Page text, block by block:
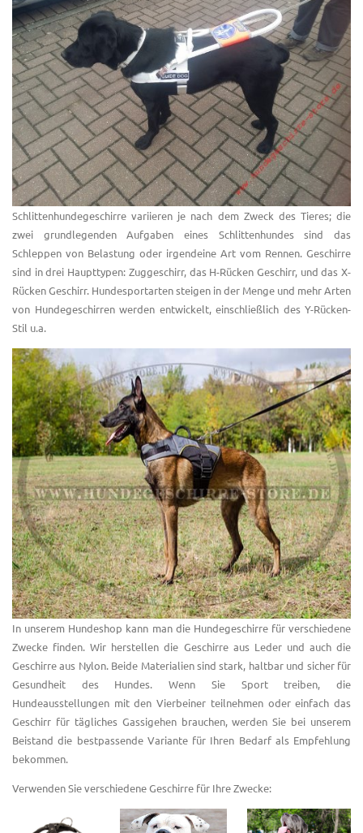
Schlittenhundegeschirre variieren je nach dem Zweck des Tieres; die
zwei grundlegenden Aufgaben eines Schlittenhundes sind das
Schleppen von Belastung oder irgendeine Art vom Rennen. Geschirre
sind in drei Haupttypen: Zuggeschirr, das H-Rücken Geschirr, und das X-
Rücken Geschirr. Hundesportarten steigen in der Menge und mehr Arten
von Hundegeschirren werden entwickelt, einschließlich des Y-Rücken-
Stil u.a.
In unserem Hundeshop kann man die Hundegeschirre für verschiedene
Zwecke finden. Wir herstellen die Geschirre aus Leder und auch die
Geschirre aus Nylon. Beide Materialien sind stark, haltbar und sicher für
Gesundheit des Hundes. Wenn Sie Sport treiben, die
Hundeausstellungen mit den Vierbeiner teilnehmen oder einfach das
Geschirr für tägliches Gassigehen brauchen, werden Sie bei unserem
Beistand die bestpassende Variante für Ihren Bedarf als Empfehlung
bekommen.
Verwenden Sie verschiedene Geschirre für Ihre Zwecke: